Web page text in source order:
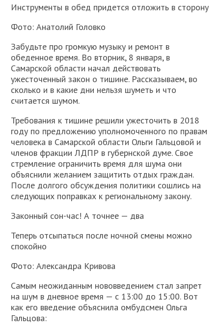
Инструменты в обед придется отложить в сторону
Фото: Анатолий Головко
Забудьте про громкую музыку и ремонт в
обеденное время. Во вторник, 8 января, в
Самарской области начал действовать
ужесточенный закон о тишине. Рассказываем, во
сколько и в какие дни нельзя шуметь и что
считается шумом.
Требования к тишине решили ужесточить в 2018
году по предложению уполномоченного по правам
человека в Самарской области Ольги Гальцовой и
членов фракции ЛДПР в губернской думе. Свое
стремление ограничить время для шума они
объяснили желанием защитить отдых граждан.
После долгого обсуждения политики сошлись на
следующих поправках к региональному закону.
Законный сон-час! А точнее — два
Теперь отсыпаться после ночной смены можно
спокойно
Фото: Александра Кривова
Самым неожиданным нововведением стал запрет
на шум в дневное время — с 13:00 до 15:00. Вот
как его введение объяснила омбудсмен Ольга
Гальцова: